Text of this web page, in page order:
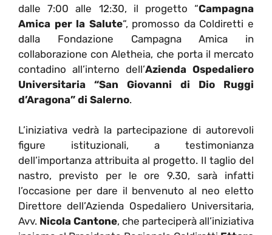
dalle 7:00 alle 12:30, il progetto “Campagna
Amica per la Salute“, promosso da Coldiretti e
dalla Fondazione Campagna Amica in
collaborazione con Aletheia, che porta il mercato
contadino all’interno dell’Azienda Ospedaliero
Universitaria “San Giovanni di Dio Ruggi
d’Aragona” di Salerno.
L’iniziativa vedrà la partecipazione di autorevoli
figure istituzionali, a testimonianza
dell’importanza attribuita al progetto. Il taglio del
nastro, previsto per le ore 9.30, sarà infatti
l’occasione per dare il benvenuto al neo eletto
Direttore dell’Azienda Ospedaliero Universitaria,
Avv. Nicola Cantone, che parteciperà all’iniziativa